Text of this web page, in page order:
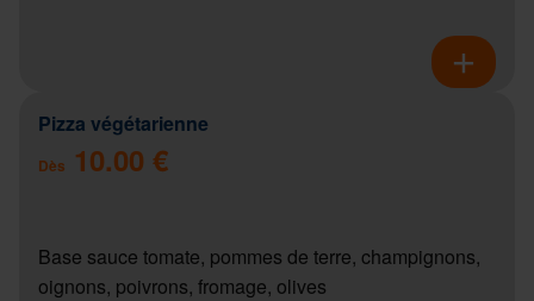
Pizza végétarienne
Dès 10.00 €
Base sauce tomate, pommes de terre, champignons,
oignons, poivrons, fromage, olives